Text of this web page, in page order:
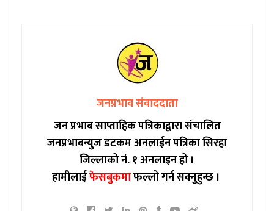
जनप्रभाव संवाददाता
जन प्रभाब साप्ताहिक पत्रिकाद्वारा संचालित
जनप्रभाबन्युज डटकम अनलाईन पत्रिका सिरहा
जिल्लाको नं. १ अनलाइन हो ।
हामीलाईफेसबुकमाफल्लो गर्न सक्नुहुन्छ ।